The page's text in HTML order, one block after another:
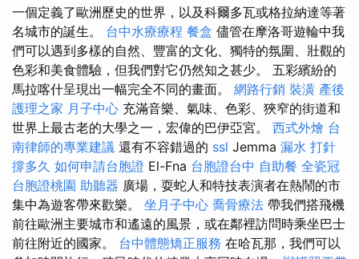
一個定義了歐洲歷史的世界，以及科爾多瓦或格拉納達等著
名城市的誕生。 台中水療療程 餐盒 儘管在摩洛哥遊輪中我
們可以遇到多樣的自然、豐富的文化、獨特的氛圍、壯觀的
色彩和美食體驗，但我們對它仍然知之甚少。 五彩繽紛的
馬拉喀什呈現出一幅完全不同的畫面。 網路行銷 裝潢 產後
護理之家 月子中心 充滿音樂、氣味、色彩、狹窄的街道和
世界上最古老的大學之一，宏偉的巴伊亞宮。 西式外燴 台
南律師的專業建議 還有不容錯過的 ssl Jemma 漏水 打針
撐多久 如何申請台胞證 El-Fna 台胞證台中 自助餐 全瓷冠
台胞證桃園 助聽器 廣場，耍蛇人和特技表演者在熱鬧的市
集中為遊客帶來歡樂。 坐月子中心 喬骨療法 帶我們搭飛機
前往歐洲主要城市和遙遠的風景，或在鄰裡訪問時乘坐巴士
前往附近的國家。 台中體態矯正服務 在哈瓦那，我們可以